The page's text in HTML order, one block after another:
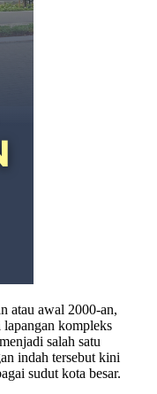
atau awal 2000-an,
lapangan kompleks
salah satu
indah tersebut kini
sudut kota besar.